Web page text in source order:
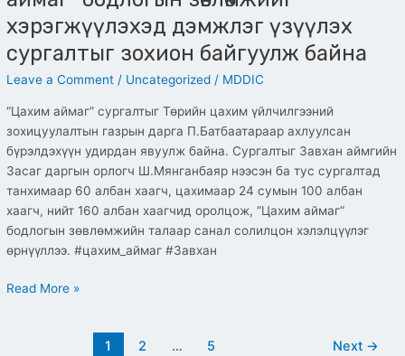
хэрэгжүүлэхэд дэмжлэг үзүүлэх
сургалтыг зохион байгуулж байна
Leave a Comment / Uncategorized / MDDIC
“Цахим аймаг” сургалтыг Төрийн цахим үйлчилгээний
зохицуулалтын газрын дарга П.Батбаатараар ахлуулсан
бүрэлдэхүүн удирдан явуулж байна. Сургалтыг Завхан аймгийн
Засаг даргын орлогч Ш.Мянганбаяр нээсэн ба тус сургалтад
танхимаар 60 албан хаагч, цахимаар 24 сумын 100 албан
хаагч, нийт 160 албан хаагчид оролцож, “Цахим аймаг”
бодлогын зөвлөмжийн талаар санал солилцон хэлэлцүүлэг
өрнүүллээ. #цахим_аймаг #Завхан
Read More »
1 2 … 5 Next →